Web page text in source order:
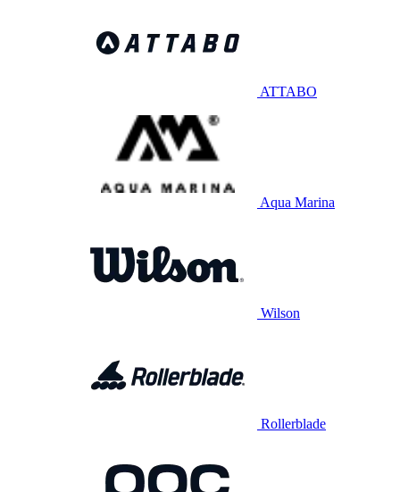
ATTABO
Aqua Marina
Wilson
Rollerblade